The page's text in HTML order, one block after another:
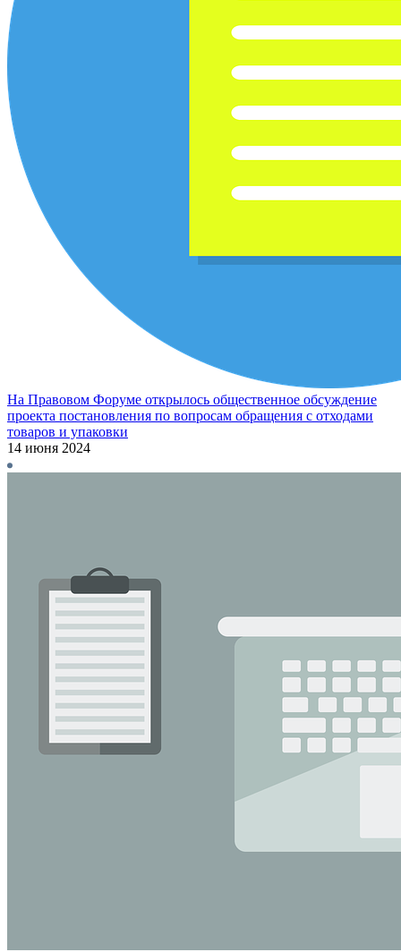
На Правовом Форуме открылось общественное обсуждение
проекта постановления по вопросам обращения с отходами
товаров и упаковки
14 июня 2024